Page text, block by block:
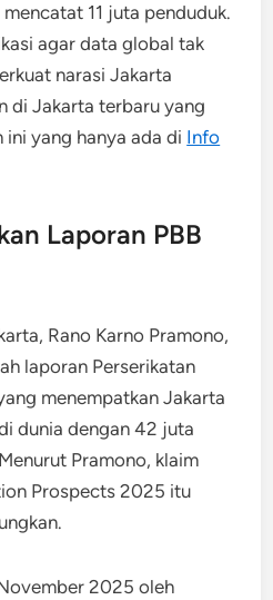
11 juta penduduk.
agar data global tak
narasi Jakarta
di Jakarta terbaru yang
ini yang hanya ada di Info
Laporan PBB
Rano Karno Pramono,
laporan Perserikatan
menempatkan Jakarta
dunia dengan 42 juta
Pramono, klaim
Prospects 2025 itu
2025 oleh